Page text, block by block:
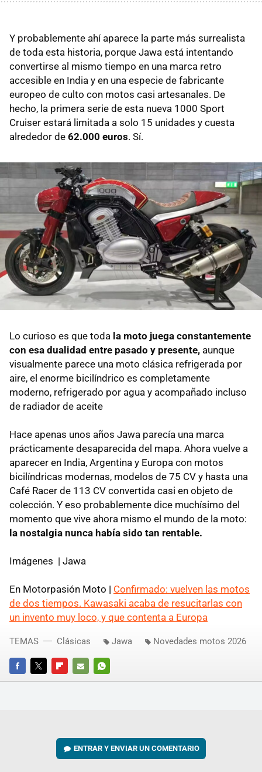
Y probablemente ahí aparece la parte más surrealista
de toda esta historia, porque Jawa está intentando
convertirse al mismo tiempo en una marca retro
accesible en India y en una especie de fabricante
europeo de culto con motos casi artesanales. De
hecho, la primera serie de esta nueva 1000 Sport
Cruiser estará limitada a solo 15 unidades y cuesta
alrededor de 62.000 euros. Sí.
Lo curioso es que toda la moto juega constantemente
con esa dualidad entre pasado y presente, aunque
visualmente parece una moto clásica refrigerada por
aire, el enorme bicilíndrico es completamente
moderno, refrigerado por agua y acompañado incluso
de radiador de aceite
Hace apenas unos años Jawa parecía una marca
prácticamente desaparecida del mapa. Ahora vuelve a
aparecer en India, Argentina y Europa con motos
bicilíndricas modernas, modelos de 75 CV y hasta una
Café Racer de 113 CV convertida casi en objeto de
colección. Y eso probablemente dice muchísimo del
momento que vive ahora mismo el mundo de la moto:
la nostalgia nunca había sido tan rentable.
Imágenes | Jawa
En Motorpasión Moto | Confirmado: vuelven las motos
de dos tiempos. Kawasaki acaba de resucitarlas con
un invento muy loco, y que contenta a Europa
FACEBOOKTWITTERFLIPBOARD
E-
WHATSAPP
TEMAS Clásicas Jawa Novedades motos 2026
ENTRAR Y ENVIAR UN COMENTARIO